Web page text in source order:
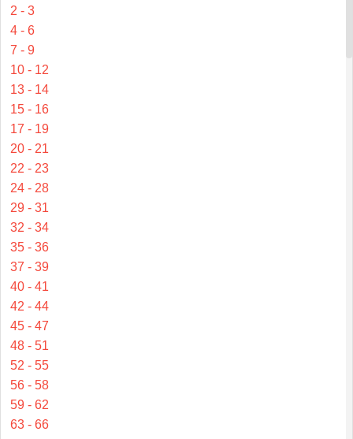
2 - 3
4 - 6
7 - 9
10 - 12
13 - 14
15 - 16
17 - 19
20 - 21
22 - 23
24 - 28
29 - 31
32 - 34
35 - 36
37 - 39
40 - 41
42 - 44
45 - 47
48 - 51
52 - 55
56 - 58
59 - 62
63 - 66